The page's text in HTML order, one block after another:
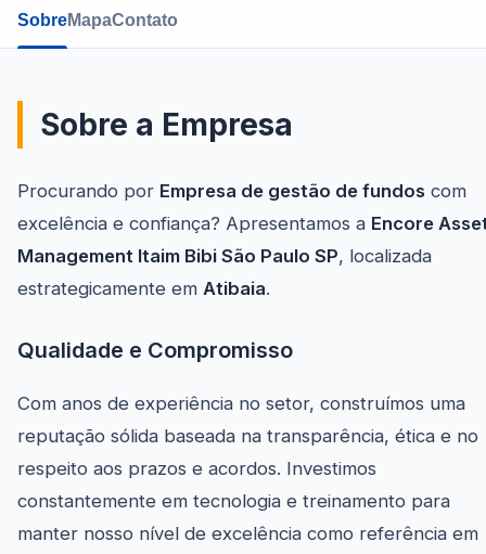
SobreMapaContato
Sobre a Empresa
Procurando por Empresa de gestão de fundos com
excelência e confiança? Apresentamos a Encore
Management Itaim Bibi São Paulo SP, localizada
estrategicamente em Atibaia.
Qualidade e Compromisso
Com anos de experiência no setor, construímos uma
reputação sólida baseada na transparência, ética e no
respeito aos prazos e acordos. Investimos
constantemente em tecnologia e treinamento para
manter nosso nível de excelência como referência em